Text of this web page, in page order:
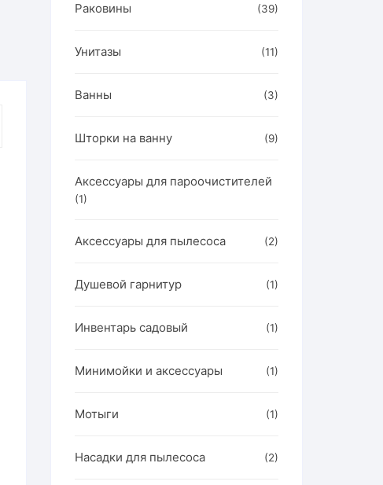
Раковины (39)
Унитазы (11)
Ванны (3)
Шторки на ванну (9)
Аксессуары для пароочистителей
(1)
Аксессуары для пылесоса (2)
Душевой гарнитур (1)
Инвентарь садовый (1)
Минимойки и аксессуары (1)
Мотыги (1)
Насадки для пылесоса (2)